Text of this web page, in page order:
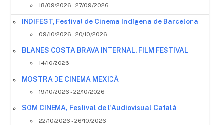
18/09/2026 - 27/09/2026
INDIFEST, Festival de Cinema Indígena de Barcelona
09/10/2026 - 20/10/2026
BLANES COSTA BRAVA INTERNAL. FILM FESTIVAL
14/10/2026
MOSTRA DE CINEMA MEXICÀ
19/10/2026 - 22/10/2026
SOM CINEMA, Festival de l'Audiovisual Català
22/10/2026 - 26/10/2026